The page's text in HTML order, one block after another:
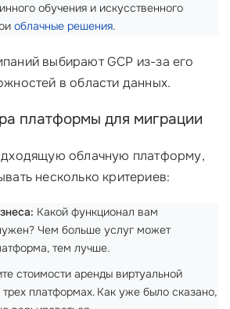
обучения и искусственного
облачные решения.
выбирают GCP из-за его
в области данных.
платформы для миграции
облачную платформу,
несколько критериев:
Какой функционал вам
Чем больше услуг может
тем лучше.
стоимости аренды виртуальной
платформах. Как уже было сказано,